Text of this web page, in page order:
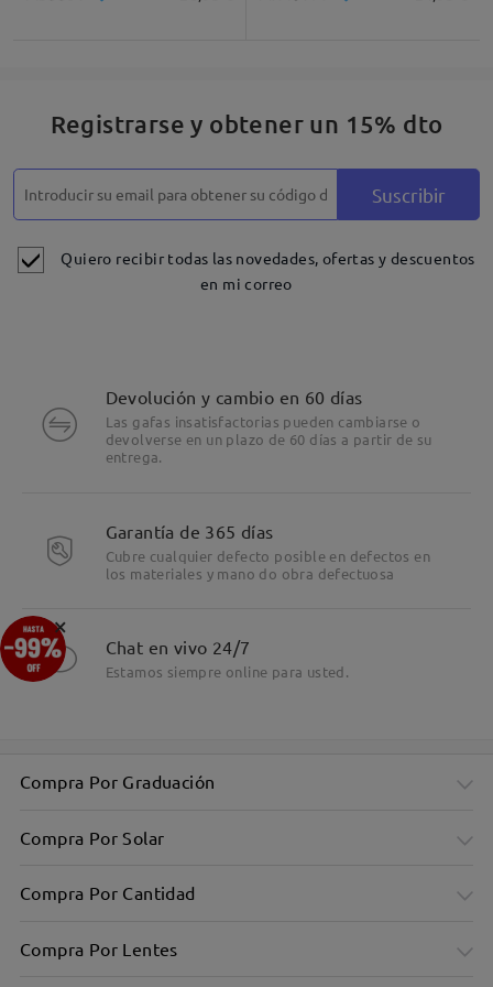
Detalles
Registrarse y obtener un 15% dto
Suscribir
Quiero recibir todas las novedades, ofertas y descuentos
en mi correo
Devolución y cambio en 60 días
Las gafas insatisfactorias pueden cambiarse o
devolverse en un plazo de 60 días a partir de su
entrega.
Garantía de 365 días
Cubre cualquier defecto posible en defectos en
los materiales y mano do obra defectuosa
Chat en vivo 24/7
Estamos siempre online para usted.
Compra Por Graduación
Compra Por Solar
Compra Por Cantidad
Compra Por Lentes
×